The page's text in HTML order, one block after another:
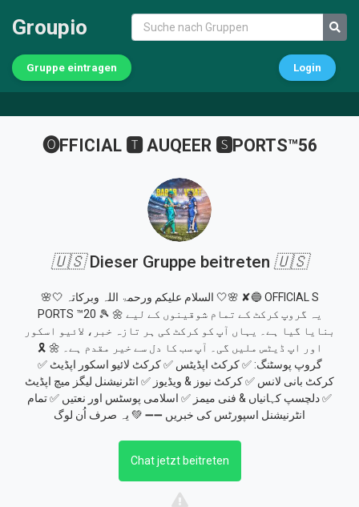
Groupio
Gruppe eintragen Login
🅞FFICIAL 🆃 AUQEER 🆂PORTS™56
🇺🇸Dieser Gruppe beitreten 🇺🇸
🌸🤍 السلام علیکم ورحمۃ اللہ وبرکاتہ 🤍🌸 ✘🔵 OFFICIAL S
PORTS ™20 🎾 🌼 یہ گروپ کرکٹ کے تمام شوقینوں کے لیے
بنایا گیا ہے۔ یہاں آپ کو کرکٹ کی ہر تازہ خبر، لائیو اسکور
اور اپ ڈیٹس ملیں گی۔ آپ سب کا دل سے خیر مقدم ہے۔ 🌼 🎗️
گروپ پوسٹنگ: ✅ کرکٹ اپڈیٹس ✅ کرکٹ لائیو اسکور اپڈیٹ ✅
کرکٹ بانی لانس ✅ کرکٹ نیوز & ویڈیوز ✅ انٹرنیشنل لیگز میچ اپڈیٹ
✅ دلچسپ کہانیاں & فنی میمز ✅ اسلامی پوسٹس اور نعتیں ✅ تمام
انٹرنیشنل اسپورٹس کی خبریں ➖➖ 💚 یہ صرف اُن لوگ
Chat jetzt beitreten